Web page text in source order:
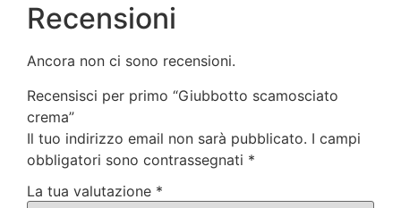
Recensioni
Ancora non ci sono recensioni.
Recensisci per primo “Giubbotto scamosciato
crema”
Il tuo indirizzo email non sarà pubblicato. I campi
obbligatori sono contrassegnati *
La tua valutazione *